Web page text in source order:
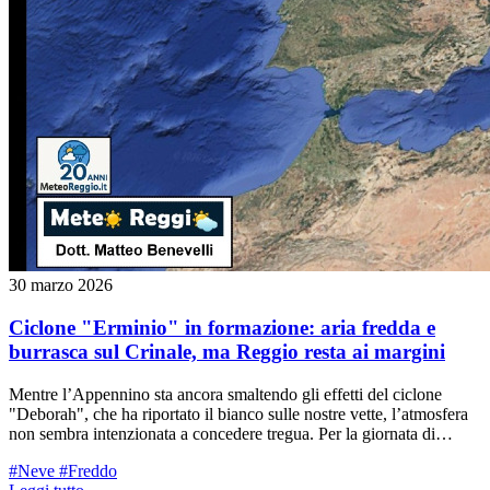
30 marzo 2026
Ciclone "Erminio" in formazione: aria fredda e
burrasca sul Crinale, ma Reggio resta ai margini
Mentre l’Appennino sta ancora smaltendo gli effetti del ciclone
"Deborah", che ha riportato il bianco sulle nostre vette, l’atmosfera
non sembra intenzionata a concedere tregua. Per la giornata di
Ionio, dove prenderà vita una nuova e profonda struttura
#Neve #Freddo